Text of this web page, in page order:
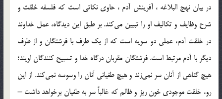
در بيان نهج البلاغه ، آفرينش آدم ، حاوى نكاتى است كه فلسفه خلقت و
شرح وظايف و تكاليف او را تبيين مى‌كند. بر طبق اين ديدگاه، عمل خداوند
در خلقت آدم، عملى دو سويه است كه از يك طرف با فرشتگان و از طرف
ديگر با آدم مرتبط است. فرشتگان مقربان درگاه خدا و تسبيح كنندگان اويند؛
هيچ گناهى از آنان سر نمى‌زند و هيچ طغيانى آنان را وسوسه نمى‌كند. از اين
رو، خلقت موجودى خون ريز و ظالم كه غالباً سر به طغيان برخواهد داشت –